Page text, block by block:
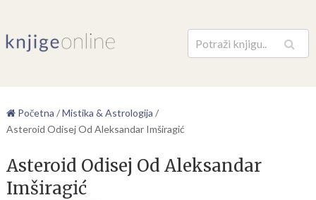
Pretraga
Početna /Mistika & Astrologija /
Asteroid Odisej Od Aleksandar Imširagić
Asteroid Odisej Od Aleksandar
Imširagić